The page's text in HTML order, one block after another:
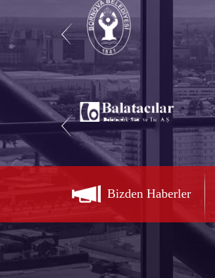
Bizden Haberler